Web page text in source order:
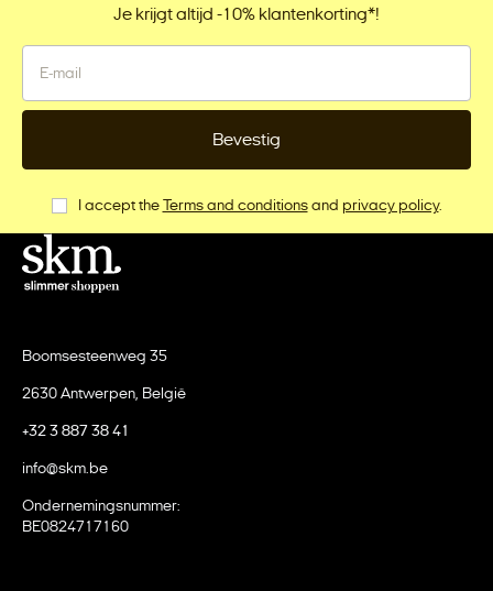
Je krijgt altijd -10% klantenkorting*!
Bevestig
I accept the Terms and conditionsand privacy policy.
Boomsesteenweg 35
2630 Antwerpen, België
+32 3 887 38 41
info@skm.be
Ondernemingsnummer:
BE0824717160